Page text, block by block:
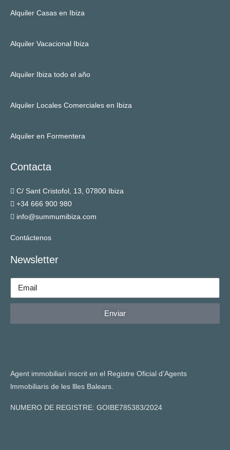
Alquiler Casas en Ibiza
Alquiler Vacacional Ibiza
Alquiler Ibiza todo el año
Alquiler Locales Comerciales en Ibiza
Alquiler en Formentera
Contacta
C/ Sant Cristofol, 13, 07800 Ibiza
+34 666 900 980
info@summumibiza.com
Contáctenos
Newsletter
Enviar
Agent immobiliari inscrit en el Registre Oficial d’Agents
lmmobiliaris de les llles Balears.
NUMERO DE REGISTRE: GOIBE785383/2024